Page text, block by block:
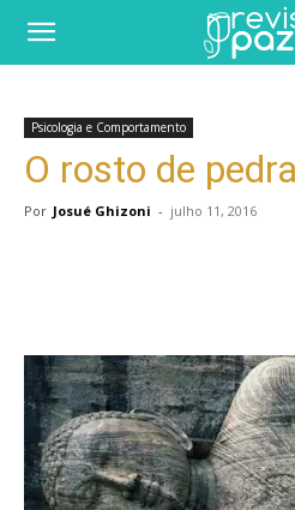
Psicologia e Comportamento
O rosto de pedra
Por Josué Ghizoni - julho 11, 2016